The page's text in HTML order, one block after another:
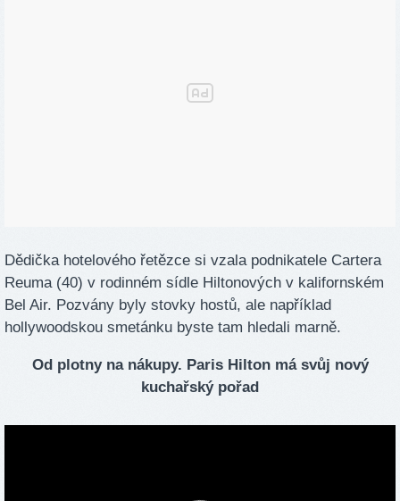
Dědička hotelového řetězce si vzala podnikatele Cartera
Reuma (40) v rodinném sídle Hiltonových v kalifornském
Bel Air. Pozvány byly stovky hostů, ale například
hollywoodskou smetánku byste tam hledali marně.
Od plotny na nákupy. Paris Hilton má svůj nový
kuchařský pořad